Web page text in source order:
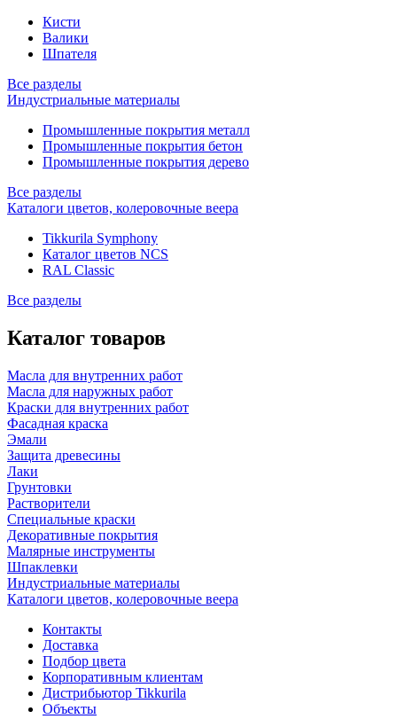
Кисти
Валики
Шпателя
Все разделы
Индустриальные материалы
Промышленные покрытия металл
Промышленные покрытия бетон
Промышленные покрытия дерево
Все разделы
Каталоги цветов, колеровочные веера
Tikkurila Symphony
Каталог цветов NCS
RAL Classic
Все разделы
Каталог товаров
Масла для внутренних работ
Масла для наружных работ
Краски для внутренних работ
Фасадная краска
Эмали
Защита древесины
Лаки
Грунтовки
Растворители
Специальные краски
Декоративные покрытия
Малярные инструменты
Шпаклевки
Индустриальные материалы
Каталоги цветов, колеровочные веера
Контакты
Доставка
Подбор цвета
Корпоративным клиентам
Дистрибьютор Tikkurila
Объекты